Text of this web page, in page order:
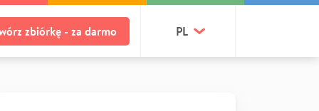
zbiórkę - za darmo PL